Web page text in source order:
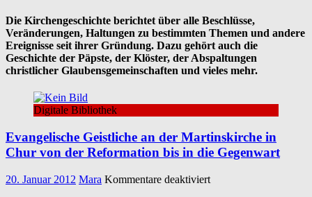
Die Kirchengeschichte berichtet über alle Beschlüsse,
Veränderungen, Haltungen zu bestimmten Themen und andere
Ereignisse seit ihrer Gründung. Dazu gehört auch die
Geschichte der Päpste, der Klöster, der Abspaltungen
christlicher Glaubensgemeinschaften und vieles mehr.
Digitale Bibliothek
Evangelische Geistliche an der Martinskirche in
Chur von der Reformation bis in die Gegenwart
20. Januar 2012 Mara Kommentare deaktiviertfür